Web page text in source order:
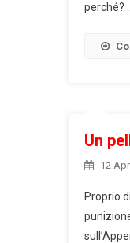
perché?
Un
12
Proprio